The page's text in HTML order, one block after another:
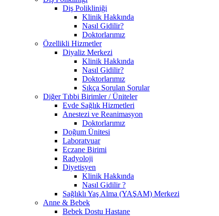
Diş Polikliniği
Klinik Hakkında
Nasıl Gidilir?
Doktorlarımız
Özellikli Hizmetler
Diyaliz Merkezi
Klinik Hakkında
Nasıl Gidilir?
Doktorlarımız
Sıkça Sorulan Sorular
Diğer Tıbbi Birimler / Üniteler
Evde Sağlık Hizmetleri
Anestezi ve Reanimasyon
Doktorlarımız
Doğum Ünitesi
Laboratvuar
Eczane Birimi
Radyoloji
Diyetisyen
Klinik Hakkında
Nasıl Gidilir ?
Sağlıklı Yaş Alma (YAŞAM) Merkezi
Anne & Bebek
Bebek Dostu Hastane